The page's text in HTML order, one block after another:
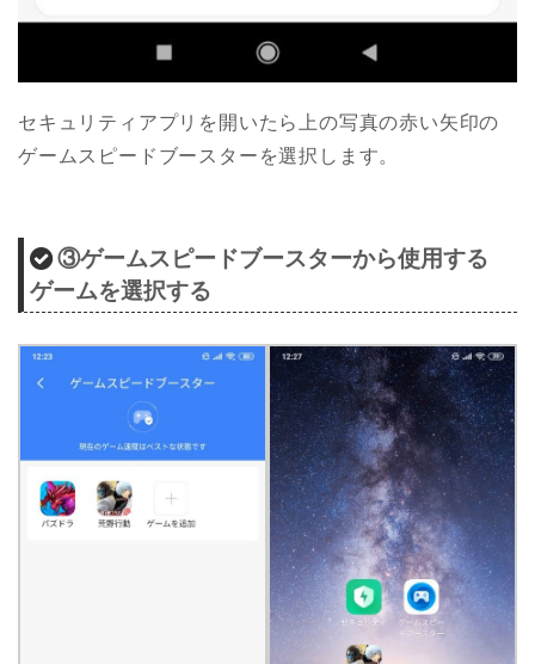
セキュリティアプリを開いたら上の写真の赤い矢印の
ゲームスピードブースターを選択します。
③ゲームスピードブースターから使用する
ゲームを選択する